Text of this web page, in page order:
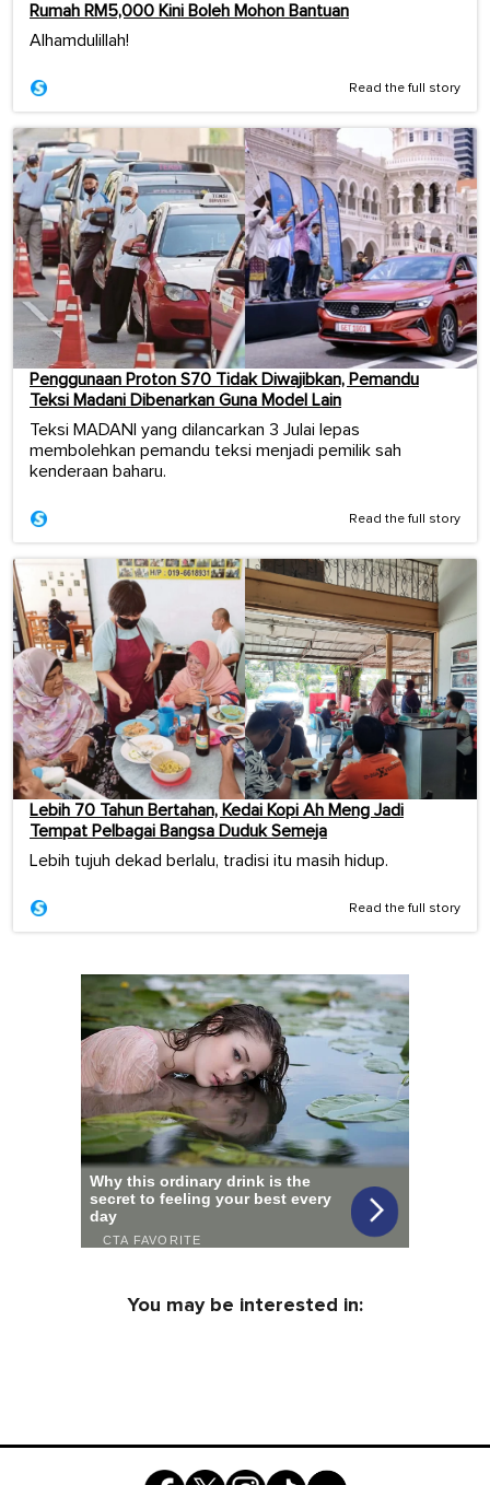
Rumah RM5,000 Kini Boleh Mohon Bantuan
Alhamdulillah!
Read the full story
Penggunaan Proton S70 Tidak Diwajibkan, Pemandu
Teksi Madani Dibenarkan Guna Model Lain
Teksi MADANI yang dilancarkan 3 Julai lepas
membolehkan pemandu teksi menjadi pemilik sah
kenderaan baharu.
Read the full story
Lebih 70 Tahun Bertahan, Kedai Kopi Ah Meng Jadi
Tempat Pelbagai Bangsa Duduk Semeja
Lebih tujuh dekad berlalu, tradisi itu masih hidup.
Read the full story
You may be interested in: